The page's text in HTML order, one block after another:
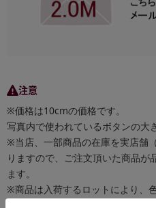
注意
※価格は10cmの価格です。
写真内で使われているボタンの大
※当店、一部商品の在庫を実店舗
りますので、ご注文頂いた商品が
ます。
※商品は入荷するロットにより、